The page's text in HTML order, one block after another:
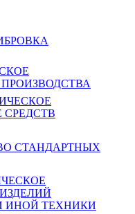
СТАНДАРТНЫХ
ИНОЙ ТЕХНИКИ